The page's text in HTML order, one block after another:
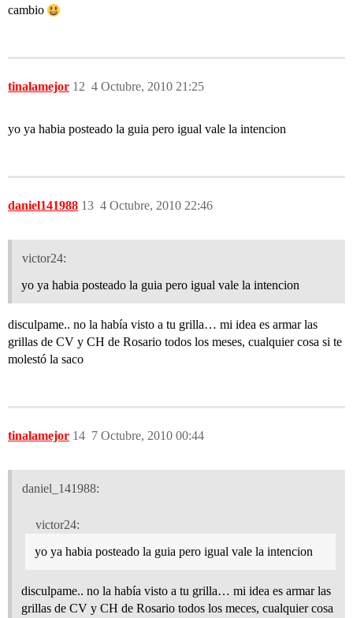
cambio
tinalamejor 4 Octubre, 2010 21:25
12
yo ya habia posteado la guia pero igual vale la intencion
daniel141988 4 Octubre, 2010 22:46
13
victor24:
yo ya habia posteado la guia pero igual vale la intencion
disculpame.. no la había visto a tu grilla… mi idea es armar las
grillas de CV y CH de Rosario todos los meses, cualquier cosa si te
molestó la saco
tinalamejor 7 Octubre, 2010 00:44
14
daniel_141988:
victor24:
yo ya habia posteado la guia pero igual vale la intencion
disculpame.. no la había visto a tu grilla… mi idea es armar las
grillas de CV y CH de Rosario todos los meces, cualquier cosa